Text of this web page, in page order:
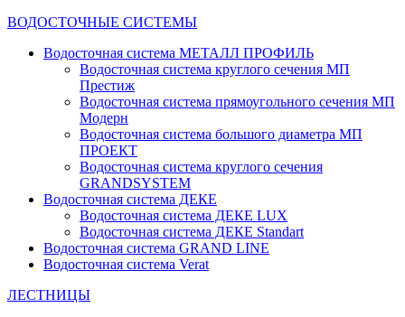
ВОДОСТОЧНЫЕ СИСТЕМЫ
Водосточная система МЕТАЛЛ ПРОФИЛЬ
Водосточная система круглого сечения МП
Престиж
Водосточная система прямоугольного сечения МП
Модерн
Водосточная система большого диаметра МП
ПРОЕКТ
Водосточная система круглого сечения
GRANDSYSTEM
Водосточная система ДЕКЕ
Водосточная система ДЕКЕ LUX
Водосточная система ДЕКЕ Standart
Водосточная система GRAND LINE
Водосточная система Verat
ЛЕСТНИЦЫ